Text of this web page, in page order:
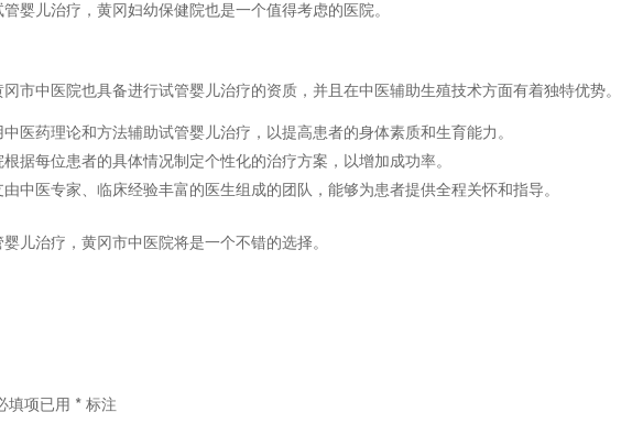
婴儿治疗，黄冈妇幼保健院也是一个值得考虑的医院。
市中医院也具备进行试管婴儿治疗的资质，并且在中医辅助生殖技术方面有着独特优势。
医药理论和方法辅助试管婴儿治疗，以提高患者的身体素质和生育能力。
据每位患者的具体情况制定个性化的治疗方案，以增加成功率。
中医专家、临床经验丰富的医生组成的团队，能够为患者提供全程关怀和指导。
儿治疗，黄冈市中医院将是一个不错的选择。
填项已用 * 标注